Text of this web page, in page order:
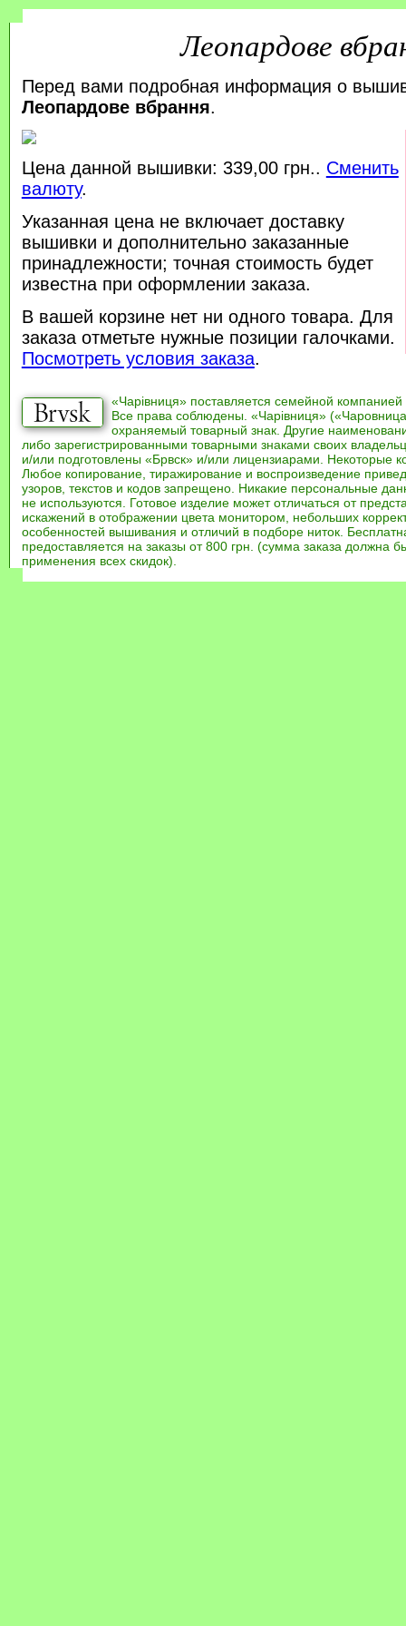
Леопардове
Перед вами подробная информация о
Леопардове вбрання.
Цена данной вышивки: 339,00 грн.. Сменить
валюту.
Указанная цена не включает доставку
вышивки и дополнительно заказанные
принадлежности; точная стоимость будет
известна при оформлении заказа.
В вашей корзине нет ни одного товара. Для
заказа отметьте нужные позиции галочками.
Посмотреть условия заказа.
«Чарівниця» поставляется семейной компанией
Все права соблюдены. «Чарівниця»
охраняемый товарный знак. Другие
либо зарегистрированными товарными знаками своих
и/или подготовлены «Брвск» и/или лицензиарами. Некоторые
Любое копирование, тиражирование и воспроизведение
узоров, текстов и кодов запрещено. Никакие персональные
не используются. Готовое изделие может отличаться от
искажений в отображении цвета монитором, небольших
особенностей вышивания и отличий в подборе ниток.
предоставляется на заказы от 800 грн. (сумма заказа должна
применения всех скидок).